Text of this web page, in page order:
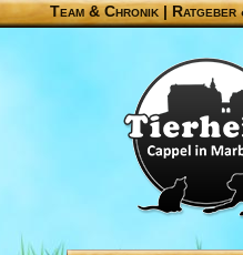
Team & Chronik |Ratgeber